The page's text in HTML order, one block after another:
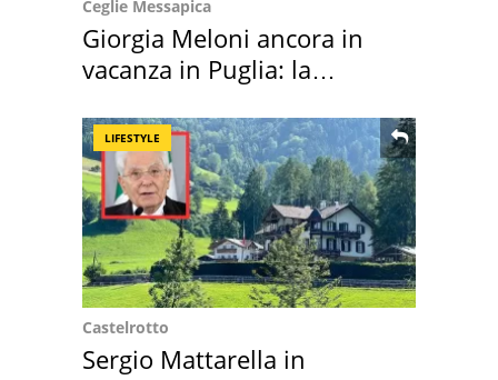
Ceglie Messapica
Giorgia Meloni ancora in
vacanza in Puglia: la
LIFESTYLE
Castelrotto
Sergio Mattarella in